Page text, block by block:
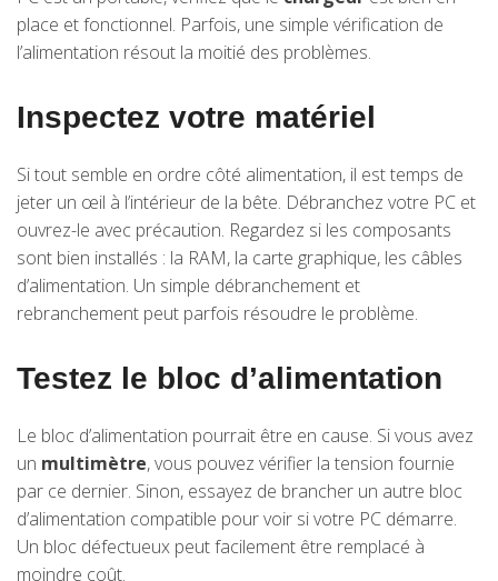
place et fonctionnel. Parfois, une simple vérification de
l’alimentation résout la moitié des problèmes.
Inspectez votre matériel
Si tout semble en ordre côté alimentation, il est temps de
jeter un œil à l’intérieur de la bête. Débranchez votre PC et
ouvrez-le avec précaution. Regardez si les composants
sont bien installés : la RAM, la carte graphique, les câbles
d’alimentation. Un simple débranchement et
rebranchement peut parfois résoudre le problème.
Testez le bloc d’alimentation
Le bloc d’alimentation pourrait être en cause. Si vous avez
un multimètre, vous pouvez vérifier la tension fournie
par ce dernier. Sinon, essayez de brancher un autre bloc
d’alimentation compatible pour voir si votre PC démarre.
Un bloc défectueux peut facilement être remplacé à
moindre coût.